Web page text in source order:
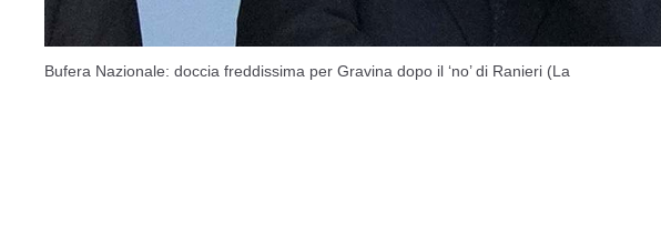
Bufera Nazionale: doccia freddissima per Gravina dopo il ‘no’ di Ranieri (La